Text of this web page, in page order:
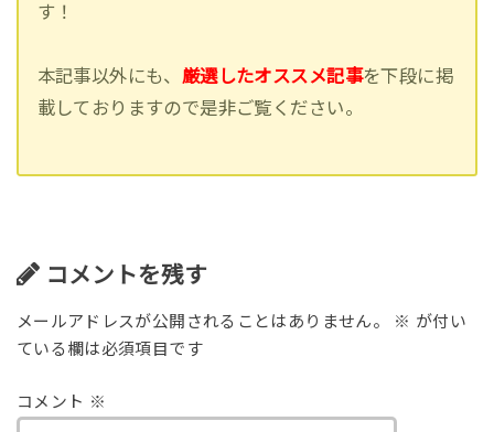
す！
本記事以外にも、 厳選したオススメ記事を下段に掲
載しておりますので是非ご覧ください。
コメントを残す
メールアドレスが公開されることはありません。 ※ が付い
ている欄は必須項目です
コメント ※